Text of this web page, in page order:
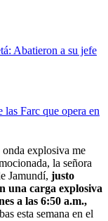
Abatieron a su jefe
Farc que opera en
explosiva me
la señora
Jamundí, justo
una carga explosiva
a las 6:50 a.m.,
esta semana en el